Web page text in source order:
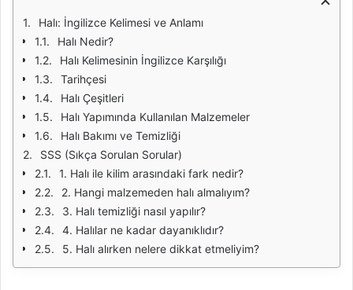
Halı: İngilizce Kelimesi ve Anlamı
Halı Nedir?
Halı Kelimesinin İngilizce Karşılığı
Tarihçesi
Halı Çeşitleri
Halı Yapımında Kullanılan Malzemeler
Halı Bakımı ve Temizliği
SSS (Sıkça Sorulan Sorular)
1. Halı ile kilim arasındaki fark nedir?
2. Hangi malzemeden halı almalıyım?
3. Halı temizliği nasıl yapılır?
4. Halılar ne kadar dayanıklıdır?
5. Halı alırken nelere dikkat etmeliyim?